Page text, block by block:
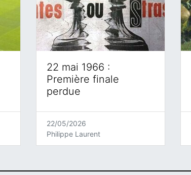
22 mai 1966 :
Première finale
perdue
22/05/2026
Philippe Laurent